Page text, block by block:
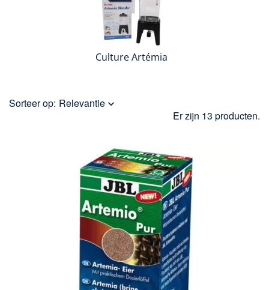
Culture Artémia
Sorteer op: Relevantie 
Er zijn 13 producten.